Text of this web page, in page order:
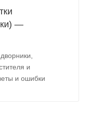
—
и
и ошибки